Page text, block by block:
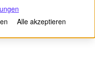
Alle akzeptieren